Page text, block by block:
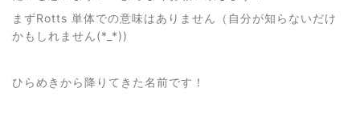
まずRotts 単体での意味はありません（自分が知らないだけ
かもしれません(*_*))
ひらめきから降りてきた名前です！